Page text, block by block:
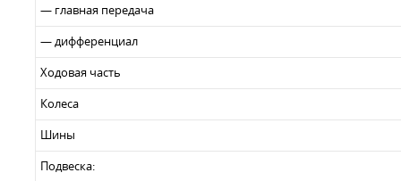
— главная передача
— дифференциал
Ходовая часть
Колеса
Шины
Подвеска: